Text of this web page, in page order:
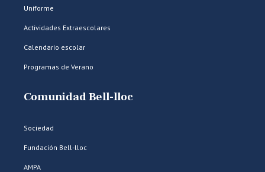
Uniforme
Actividades Extraescolares
Calendario escolar
Programas de Verano
Comunidad Bell-lloc
Sociedad
Fundación Bell-lloc
AMPA